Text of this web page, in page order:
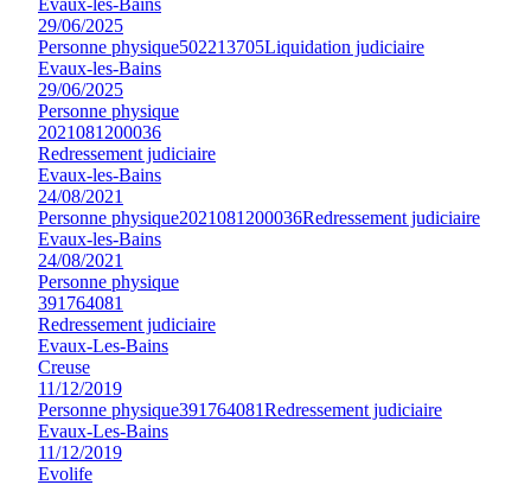
29/06/2025
Personne physique502213705Liquidation judiciaire
Evaux-les-Bains
29/06/2025
Personne physique
2021081200036
Redressement judiciaire
Evaux-les-Bains
24/08/2021
Personne physique2021081200036Redressement judiciaire
Evaux-les-Bains
24/08/2021
Personne physique
391764081
Redressement judiciaire
Evaux-Les-Bains
Creuse
11/12/2019
Personne physique391764081Redressement judiciaire
Evaux-Les-Bains
11/12/2019
Evolife